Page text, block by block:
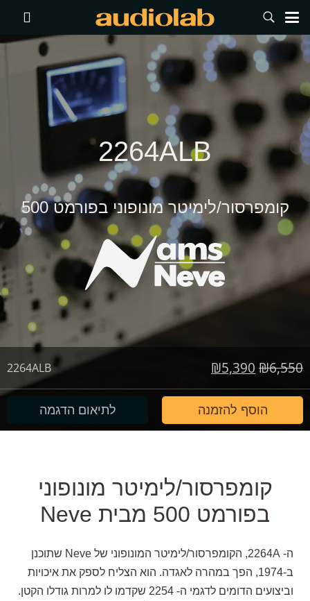
2264ALB
קומפרסור/לימיטר מונופוני בפורמט 500
₪6,550
המחיר
המקורי
היה:
₪6,550.
₪5,390
הנוכחי
הוא:
₪5,390.
2264ALB
הוסף להזמנה לתיאום הדגמה
קומפרסור/לימיטר מונופוני
בפורמט 500 מבית Neve
ה- 2264A, הקומפרסור/לימיטר המונופוני של Neve שתוכנן
ב-1974, הפך במהרה לאגדה. הוא הצליח לספק את איכויות
וביצועים הדומים לדגמי ה- 2254 שקדמו לו למרות גודלו הקטן.